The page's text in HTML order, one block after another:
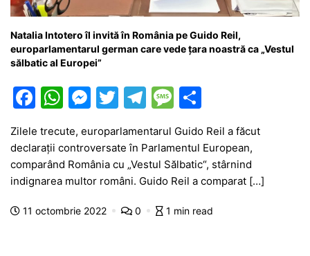
Natalia Intotero îl invită în România pe Guido Reil,
europarlamentarul german care vede țara noastră ca „Vestul
sălbatic al Europei”
F
c
e
b
o
W
at
s
A
p
M
s
s
e
n
T
itt
er
T
e
gr
a
m
M
s
s
a
g
ta
je
a
z
Zilele trecute, europarlamentarul Guido Reil a făcut
declarații controversate în Parlamentul European,
comparând România cu „Vestul Sălbatic“, stârnind
indignarea multor români. Guido Reil a comparat […]
11 octombrie 2022 0 1 min read